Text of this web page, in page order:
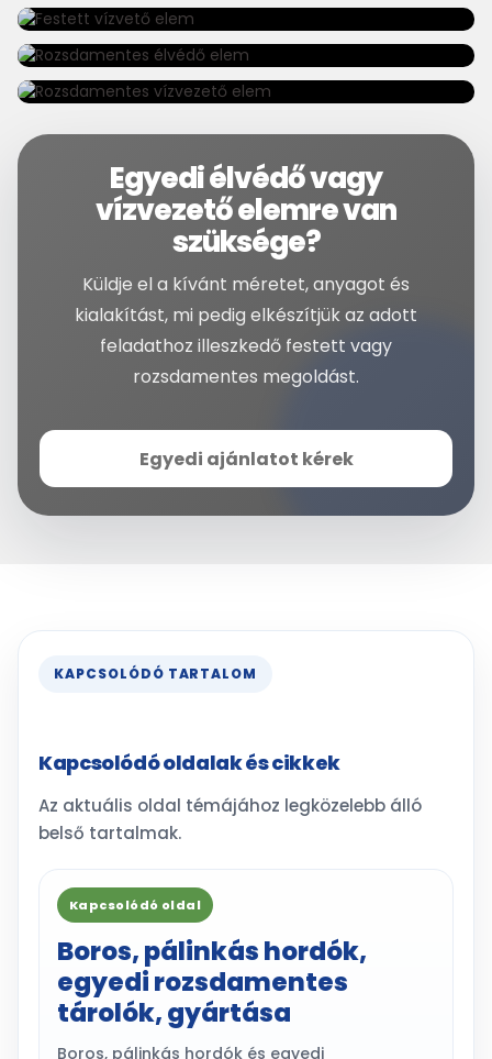
Egyedi élvédő vagy
vízvezető elemre van
szüksége?
Küldje el a kívánt méretet, anyagot és
kialakítást, mi pedig elkészítjük az adott
feladathoz illeszkedő festett vagy
rozsdamentes megoldást.
Egyedi ajánlatot kérek
KAPCSOLÓDÓ TARTALOM
Kapcsolódó oldalak és cikkek
Az aktuális oldal témájához legközelebb álló
belső tartalmak.
Kapcsolódó oldal
Boros, pálinkás hordók,
egyedi rozsdamentes
tárolók, gyártása
Boros, pálinkás hordók és egyedi